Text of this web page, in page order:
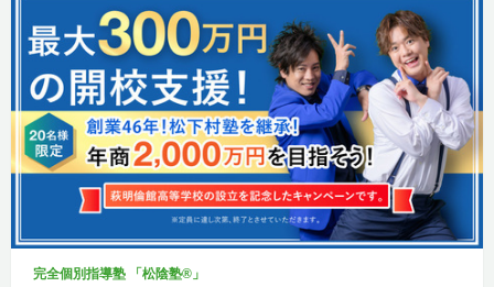
完全個別指導塾 「松陰塾®」